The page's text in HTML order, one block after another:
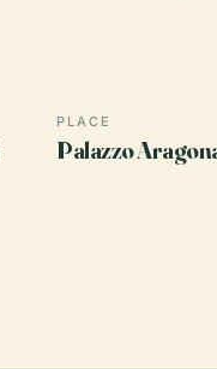
PLACE
Palazzo